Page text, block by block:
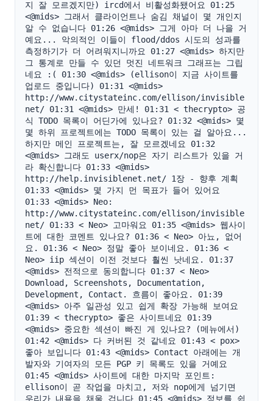
지 잘 모르겠지만) ircd에서 비활성화됐어요 01:25
<@mids> 그래서 클라이언트나 숨김 채널이 몇 개인지
알 수 없습니다 01:26 <@mids> 그게 아마 더 나을 거
예요... 악의적인 이들이 flood/ddos 시도의 성과를
측정하기가 더 어려워지니까요 01:27 <@mids> 하지만
그 통계로 만들 수 있던 멋진 네트워크 그래프는 그립
네요 :( 01:30 <@mids> (ellison이 지금 사이트를
업로드 중입니다) 01:31 <@mids>
http://www.citystateinc.com/ellison/invisible
net/ 01:31 <@mids> 만세! 01:31 < thecrypto> 공
식 TODO 목록이 어딘가에 있나요? 01:32 <@mids> 몇
몇 하위 프로젝트에는 TODO 목록이 있는 걸 알아요...
하지만 메인 프로젝트는, 잘 모르겠네요 01:32
<@mids> 그래도 userx/nop은 자기 리스트가 있을 거
라 확신합니다 01:33 <@mids>
http://help.invisiblenet.net/ 1장 - 향후 계획
01:33 <@mids> 몇 가지 먼 목표가 들어 있어요
01:33 <@mids> Neo:
http://www.citystateinc.com/ellison/invisible
net/ 01:33 < Neo> 고마워요 01:35 <@mids> 웹사이
트에 대한 코멘트 있나요? 01:36 < Neo> 아뇨, 없어
요. 01:36 < Neo> 정말 좋아 보이네요. 01:36 <
Neo> iip 섹션이 이전 것보다 훨씬 낫네요. 01:37
<@mids> 전적으로 동의합니다 01:37 < Neo>
Download, Screenshots, Documentation,
Development, Contact. 흐름이 좋아요. 01:39
<@mids> 아주 일관성 있고 쉽게 확장 가능해 보여요
01:39 < thecrypto> 좋은 사이트네요 01:39
<@mids> 중요한 섹션이 빠진 게 있나요? (메뉴에서)
01:42 <@mids> 다 커버된 것 같네요 01:43 < pox>
좋아 보입니다 01:43 <@mids> Contact 아래에는 개
발자와 기여자의 모든 PGP 키 목록도 있을 거예요
01:45 <@mids> 사이트에 대한 마지막 포인트:
ellison이 곧 작업을 마치고, 저와 nop에게 넘기면
우리가 내용을 채울 겁니다 01:45 <@mids> 정보를 쉽